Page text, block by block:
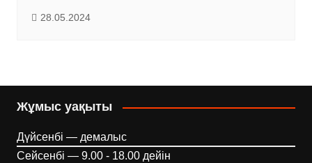
28.05.2024
Жұмыс уақыты
Дүйсенбі — демалыс
Сейсенбі — 9.00 - 18.00 дейін